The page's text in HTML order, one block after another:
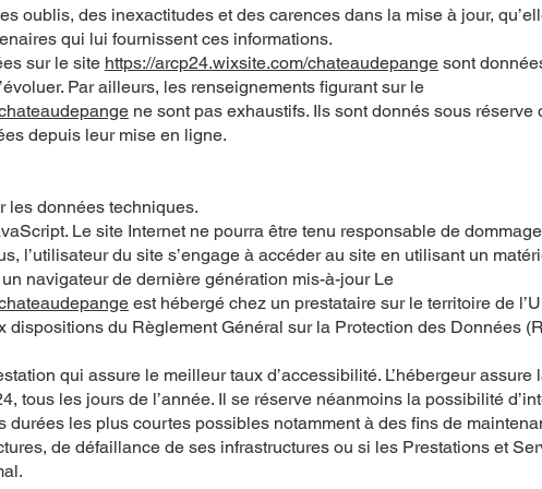
oublis, des inexactitudes et des carences dans la mise à jour,
qui lui fournissent ces informations.
sur le site https://arcp24.wixsite.com/chateaudepange sont
Par ailleurs, les renseignements figurant sur le
ne sont pas exhaustifs. Ils sont donnés sous réserve
depuis leur mise en ligne.
les données techniques.
Le site Internet ne pourra être tenu responsable de
l’utilisateur du site s’engage à accéder au site en utilisant un
navigateur de dernière génération mis-à-jour Le
est hébergé chez un prestataire sur le territoire de
dispositions du Règlement Général sur la Protection des Données
qui assure le meilleur taux d’accessibilité. L’hébergeur assure
tous les jours de l’année. Il se réserve néanmoins la possibilité
durées les plus courtes possibles notamment à des fins de
de défaillance de ses infrastructures ou si les Prestations et